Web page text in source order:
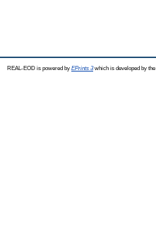
REAL-EOD is powered by EPrints 3which is developed by the